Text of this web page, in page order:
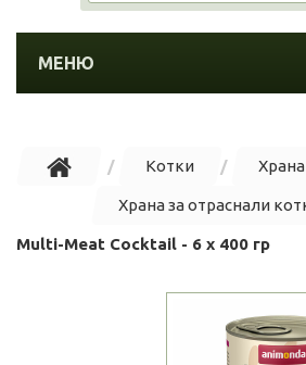
МЕНЮ
Котки
Храна за отраснали
Multi-Meat Cocktail - 6 х 400 гр